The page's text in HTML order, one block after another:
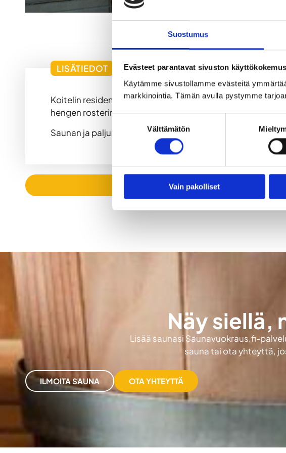
Suostumus
Evästeet parantavat sivuston
Käytämme sivustollamme evästeitä
markkinointia. Tämän avulla pystymme
valinta
Välttämätön
Vain pakolliset
LISÄTIEDOT
Koitelin residenssin sauna sijaitsee luonnonkauniilla
hengen rosterinen kylpypalju terassiin upotettuna.
Saunan ja paljun lisäksi muut tilat soveltuvat 5-25
Näy siellä,
Lisää saunasi Saunavuokraus.fi-
sauna tai ota yhteyttä,
ILMOITA SAUNA OTA YHTEYTTÄ